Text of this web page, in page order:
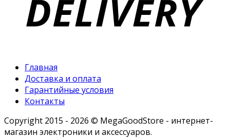
Главная
Доставка и оплата
Гарантийные условия
Контакты
Copyright 2015 - 2026 © MegaGoodStore - интернет-
магазин электроники и аксессуаров.